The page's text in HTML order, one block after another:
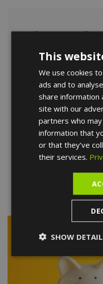
Ihre
Informieren Sie
verschiedenen
sich individuell
zahlen Sie in
verlieren Sie Ihr
Mehr
This
We use cookies
ads and to
share information
site with our
partners who
information that
or that they’ve
their services.
SHOW